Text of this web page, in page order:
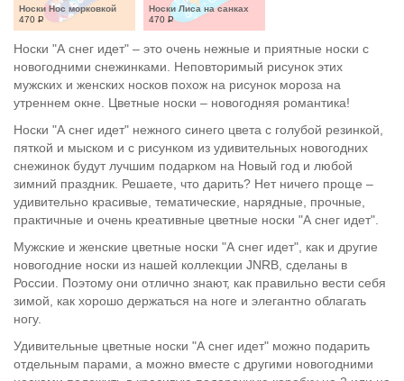
Носки Нос морковкой
470 Р
Носки Лиса на санках
470 Р
Носки "А снег идет" – это очень нежные и приятные носки с
новогодними снежинками. Неповторимый рисунок этих
мужских и женских носков похож на рисунок мороза на
утреннем окне. Цветные носки – новогодняя романтика!
Носки "А снег идет" нежного синего цвета с голубой резинкой,
пяткой и мыском и с рисунком из удивительных новогодних
снежинок будут лучшим подарком на Новый год и любой
зимний праздник. Решаете, что дарить? Нет ничего проще –
удивительно красивые, тематические, нарядные, прочные,
практичные и очень креативные цветные носки "А снег идет".
Мужские и женские цветные носки "А снег идет", как и другие
новогодние носки из нашей коллекции JNRB, сделаны в
России. Поэтому они отлично знают, как правильно вести себя
зимой, как хорошо держаться на ноге и элегантно облагать
ногу.
Удивительные цветные носки "А снег идет" можно подарить
отдельным парами, а можно вместе с другими новогодними